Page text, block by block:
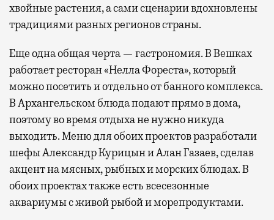
хвойные растения, а сами сценарии вдохновлены
традициями разных регионов страны.
Еще одна общая черта — гастрономия. В Вешках
работает ресторан «Нелла Фореста», который
можно посетить и отдельно от банного комплекса.
В Архангельском блюда подают прямо в дома,
поэтому во время отдыха не нужно никуда
выходить. Меню для обоих проектов разработали
шефы Александр Курицын и Алан Газаев, сделав
акцент на мясных, рыбных и морских блюдах. В
обоих проектах также есть всесезонные
аквариумы с живой рыбой и морепродуктами.